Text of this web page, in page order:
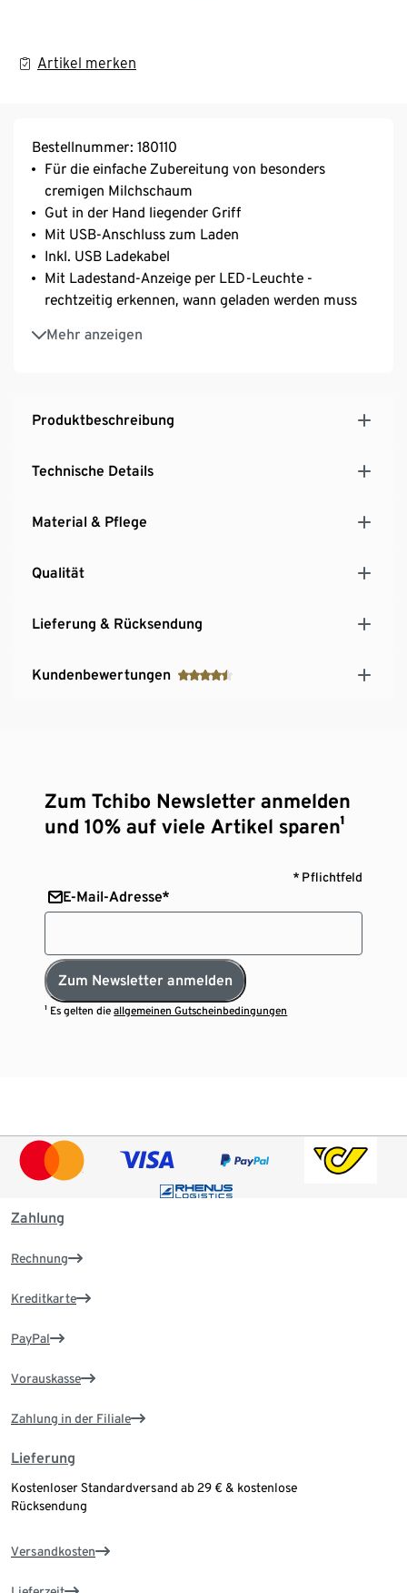
Artikel merken
Bestellnummer: 180110
Für die einfache Zubereitung von besonders
cremigen Milchschaum
Gut in der Hand liegender Griff
Mit USB-Anschluss zum Laden
Inkl. USB Ladekabel
Mit Ladestand-Anzeige per LED-Leuchte -
rechtzeitig erkennen, wann geladen werden muss
Mehr anzeigen
Edelstahlquirl spülmaschinengeeignet
Produktbeschreibung
Technische Details
Material & Pflege
Qualität
Lieferung & Rücksendung
Kundenbewertungen
Zum Tchibo Newsletter anmelden
und 10% auf viele Artikel sparen¹
* Pflichtfeld
E-Mail-Adresse*
Zum Newsletter anmelden
¹ Es gelten dieallgemeinen Gutscheinbedingungen
Zahlung
Rechnung
Kreditkarte
PayPal
Vorauskasse
Zahlung in der Filiale
Lieferung
Kostenloser Standardversand ab 29 € & kostenlose
Rücksendung
Versandkosten